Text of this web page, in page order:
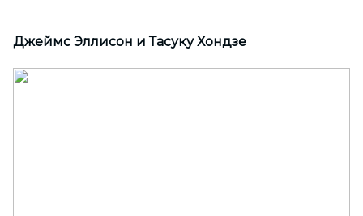
Джеймс Эллисон и Тасуку Хондзе